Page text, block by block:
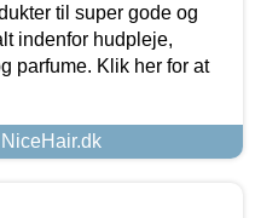
til super gode og
indenfor hudpleje,
parfume. Klik her for at